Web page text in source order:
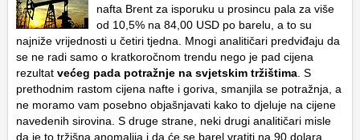
nafta Brent za isporuku u prosincu pala za više
od 10,5% na 84,00 USD po barelu, a to su
najniže vrijednosti u četiri tjedna. Mnogi analitičari predviđaju da
se ne radi samo o kratkoročnom trendu nego je pad cijena
rezultat većeg pada potražnje na svjetskim tržištima . S
prethodnim rastom cijena nafte i goriva, smanjila se potražnja, a
ne moramo vam posebno objašnjavati kako to djeluje na cijene
navedenih sirovina. S druge strane, neki drugi analitičari misle
da je to tržišna anomalija i da će se barel vratiti na 90 dolara.